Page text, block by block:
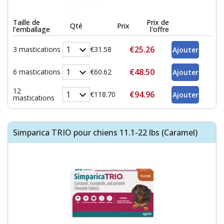
Taille de
l'emballage Qté Prix Prix de
l'offre
3 mastications €31.58 €25.26
6 mastications €60.62 €48.50
12
mastications €118.70 €94.96
Simparica TRIO pour chiens 11.1-22 lbs (Caramel)